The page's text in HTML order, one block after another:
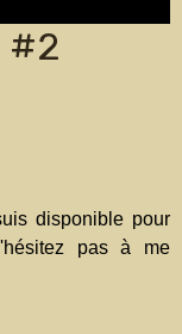
#2
disponible pour
pas à me